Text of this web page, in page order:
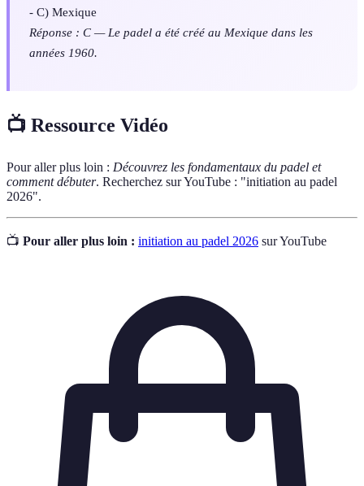
- C) Mexique
Réponse : C — Le padel a été créé au Mexique dans les
années 1960.
📺 Ressource Vidéo
Pour aller plus loin : Découvrez les fondamentaux du padel et
comment débuter. Recherchez sur YouTube : "initiation au padel
2026".
📺 Pour aller plus loin : initiation au padel 2026 sur YouTube